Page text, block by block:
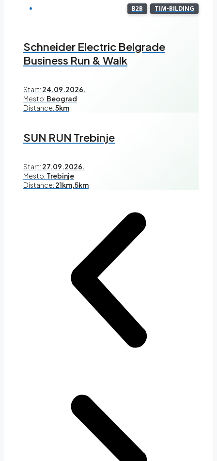
B2B TIM-BILDING
Schneider Electric Belgrade
Business Run & Walk
Start: 24.09.2026.
Mesto: Beograd
Distance:5km
SUN RUN Trebinje
Start: 27.09.2026.
Mesto: Trebinje
Distance: 21km,5km